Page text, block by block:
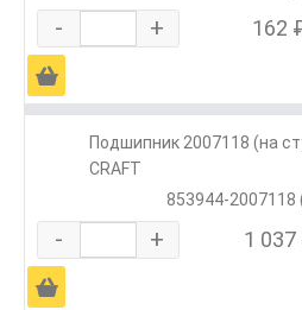
- + 162
Ä
Подшипник 2007118 (на
CRAFT
853944-2007118
- + 1 037
Ä